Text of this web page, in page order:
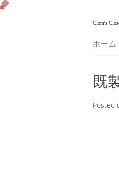
Clom's
ホーム
既
Posted